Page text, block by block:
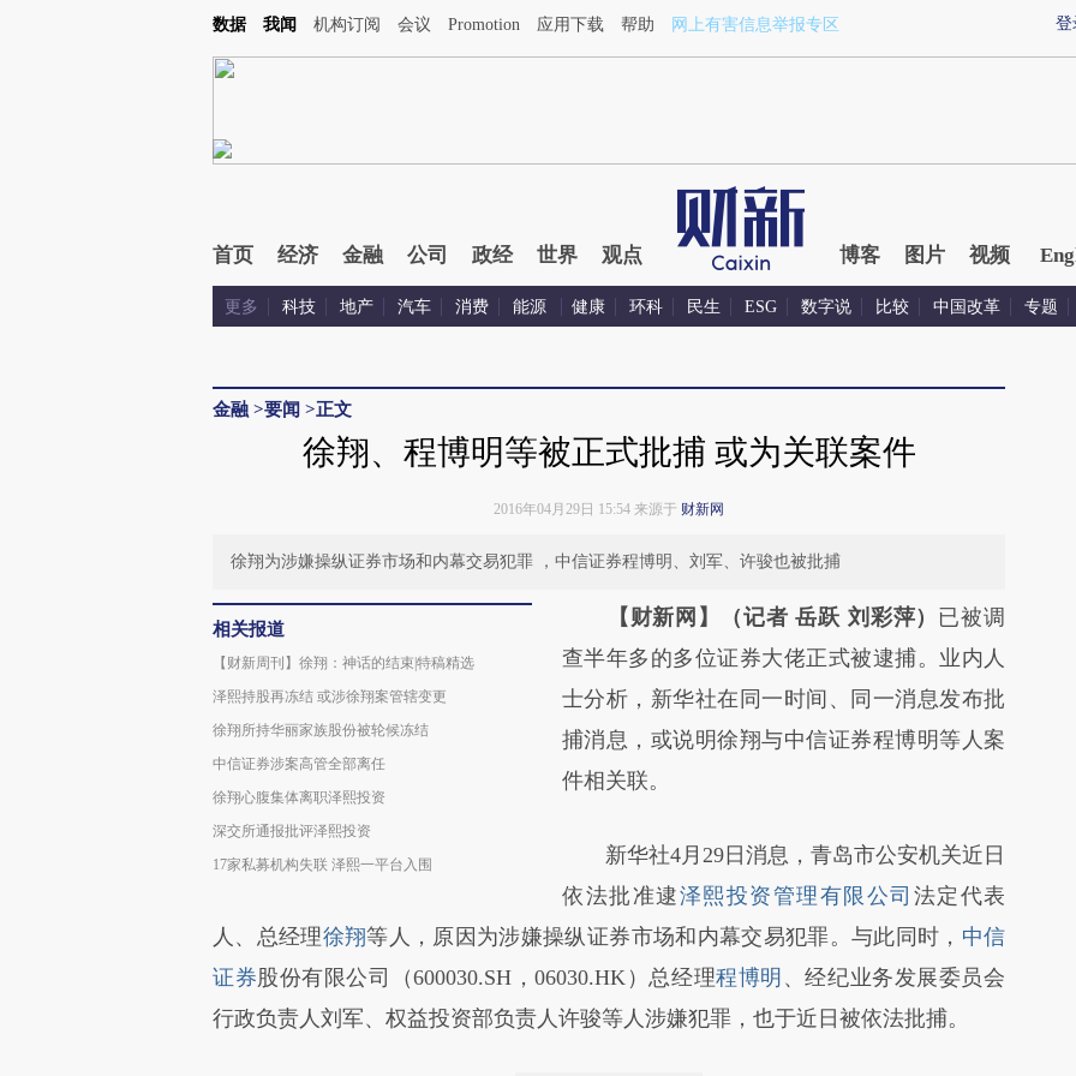
登
数据 我闻 机构订阅 会议 Promotion 应用下载 帮助 网上有害信息举报专区
首页 经济 金融 公司 政经 世界 观点 博客 图片 视频
更多 科技 地产 汽车 消费 能源 健康 环科 民生 ESG 数字说 比较 中国改革 专题
金融 >要闻 >正文
徐翔、程博明等被正式批捕 或为关联案件
2016年04月29日 15:54 来源于 财新网
徐翔为涉嫌操纵证券市场和内幕交易犯罪 ，中信证券程博明、刘军、许骏也被批捕
相关报道
【财新周刊】徐翔：神话的结束|特稿精选
泽熙持股再冻结 或涉徐翔案管辖变更
徐翔所持华丽家族股份被轮候冻结
中信证券涉案高管全部离任
徐翔心腹集体离职泽熙投资
深交所通报批评泽熙投资
17家私募机构失联 泽熙一平台入围
【财新网】（记者 岳跃 刘彩萍） 已被调
查半年多的多位证券大佬正式被逮捕。业内人
士分析，新华社在同一时间、同一消息发布批
捕消息，或说明徐翔与中信证券程博明等人案
件相关联。
新华社4月29日消息，青岛市公安机关近日
依法批准逮泽熙投资管理有限公司 法定代表
人、总经理徐翔等人，原因为涉嫌操纵证券市场和内幕交易犯罪。与此同时， 中信
证券股份有限公司（600030.SH，06030.HK）总经理程博明 、经纪业务发展委员会
行政负责人刘军、权益投资部负责人许骏等人涉嫌犯罪，也于近日被依法批捕。